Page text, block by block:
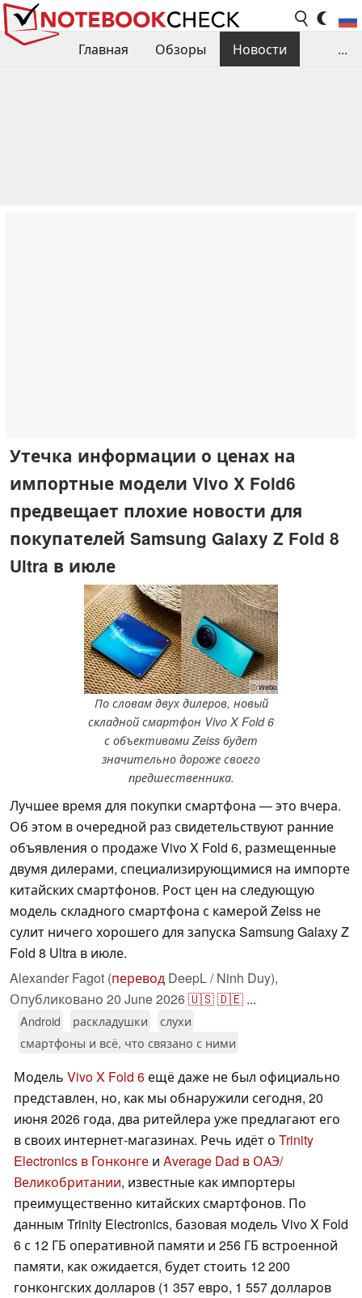
Главная Обзоры
Новости
...
Утечка информации о ценах на
импортные модели Vivo X Fold6
предвещает плохие новости для
покупателей Samsung Galaxy Z Fold 8
Ultra в июле
ⓘ Weibo
По словам двух дилеров, новый
складной смартфон Vivo X Fold 6
с объективами Zeiss будет
значительно дороже своего
предшественника.
Лучшее время для покупки смартфона — это вчера.
Об этом в очередной раз свидетельствуют ранние
объявления о продаже Vivo X Fold 6, размещенные
двумя дилерами, специализирующимися на импорте
китайских смартфонов. Рост цен на следующую
модель складного смартфона с камерой Zeiss не
сулит ничего хорошего для запуска Samsung Galaxy Z
Fold 8 Ultra в июле.
Alexander Fagot (перевод DeepL / Ninh Duy),
Опубликовано 20 June 2026🇺🇸🇩🇪 ...
Android раскладушки
слухи
смартфоны и всё, что связано с ними
Модель Vivo X Fold 6ещё даже не был официально
представлен, но, как мы обнаружили сегодня, 20
июня 2026 года, два ритейлера уже предлагают его
в своих интернет-магазинах. Речь идёт о Trinity
Electronics в Гонконге и Average Dad в ОАЭ/
Великобритании, известные как импортеры
преимущественно китайских смартфонов. По
данным Trinity Electronics, базовая модель Vivo X Fold
6 с 12 ГБ оперативной памяти и 256 ГБ встроенной
памяти, как ожидается, будет стоить 12 200
гонконгских долларов (1 357 евро, 1 557 долларов